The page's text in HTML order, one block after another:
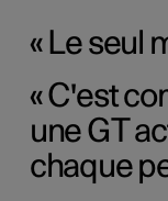
« Le seul
« C'est
une GT
chaque